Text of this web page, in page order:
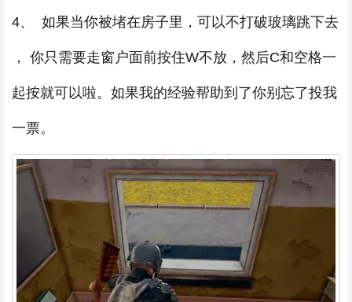
4、 如果当你被堵在房子里，可以不打破玻璃跳下去
， 你只需要走窗户面前按住W不放，然后C和空格一
起按就可以啦。如果我的经验帮助到了你别忘了投我
一票。